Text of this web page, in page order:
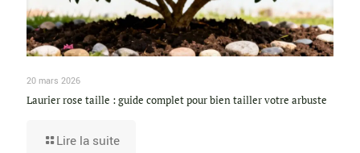
20 mars 2026
Laurier rose taille : guide complet pour bien tailler votre arbuste
Lire la suite